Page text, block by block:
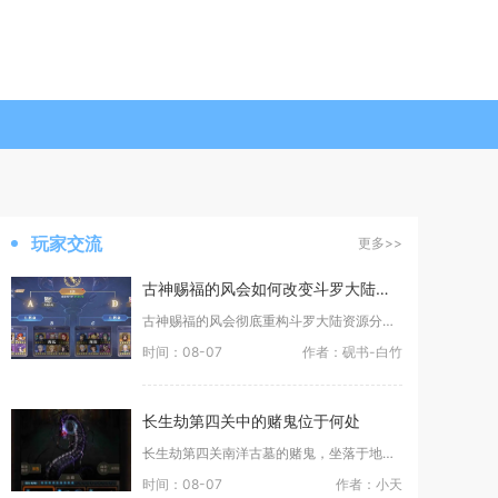
玩家交流 更多>>
古神赐福的风会如何改变斗罗大陆的格局
古神赐福的风会彻底重构斗罗大陆资源分配、宗门对战与阵容梯度三层核心格局，敏攻系武魂全面崛起
时间：08-07
作者：砚书-白竹
长生劫第四关中的赌鬼位于何处
长生劫第四关南洋古墓的赌鬼，坐落于地图左上方、刚进入墓室主线通道后的聚宝盆专属隔间内，紧邻
时间：08-07
作者：小天